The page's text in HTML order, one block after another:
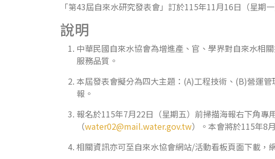
「第43屆自來水研究發表會」訂於115年11月16日（星期
說明
中華民國自來水協會為增進產、官、學界對自來水相
服務品質。
本屆發表會擬分為四大主題：(A)工程技術、(B)營運
報。
報名於115年7月22日（星期五）前掃描海報右下角
（water02@mail.water.gov.tw）。本會將於115年8
相關資訊亦可至自來水協會網站/活動看板頁面下載，